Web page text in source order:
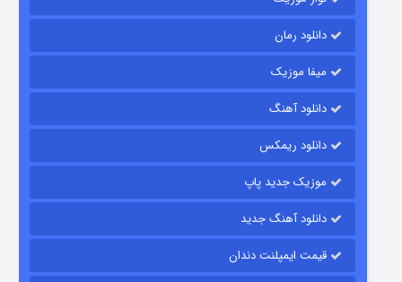
قسمت
دانلود رمان
میفا موزیک
دانلود آهنگ
دانلود ریمکس
موزیک جدید پاپ
دانلود آهنگ جدید
قیمت ایمپلنت دندان